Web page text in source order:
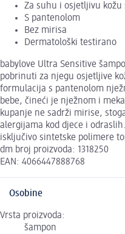
Za suhu i osjetljivu
S pantenolom
Bez mirisa
Dermatološki testirano
babylove Ultra Sensitive
pobrinuti za njegu osjetljive
formulacija s pantenolom
bebe, čineći je nježnom i
kupanje ne sadrži mirise,
alergijama kod djece i
isključivo sintetske polimere
dm broj proizvoda: 1318250
EAN: 4066447888768
Osobine
Vrsta proizvoda:
šampon